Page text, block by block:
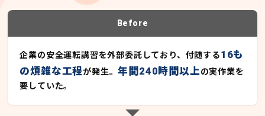
Before
企業の安全運転講習を外部委託しており、付随する16も
の煩雑な工程が発生。年間240時間以上の実作業を
要していた。